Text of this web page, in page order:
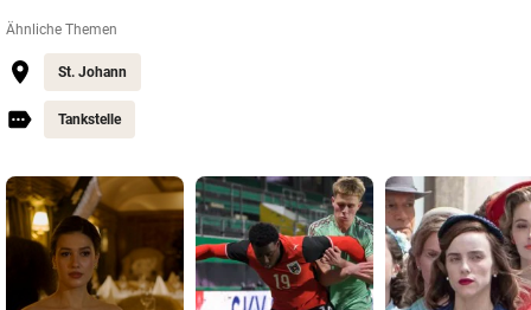
Ähnliche Themen
St. Johann
Tankstelle